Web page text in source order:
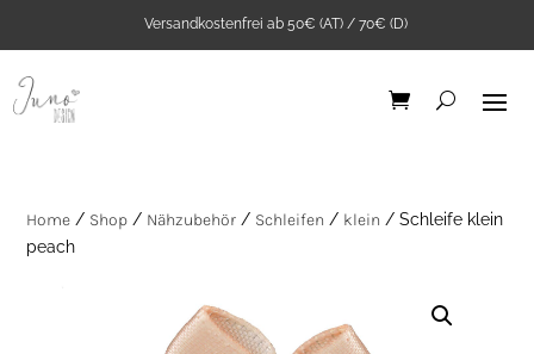
Versandkostenfrei ab 50€ (AT) / 70€ (D)
Home / Shop / Nähzubehör / Schleifen / klein / Schleife klein
peach